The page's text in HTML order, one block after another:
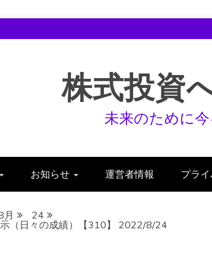
株式投資
未来のために
お知らせ 運営者情報 プラ
月
24
（日々の成績）【310】 2022/8/24